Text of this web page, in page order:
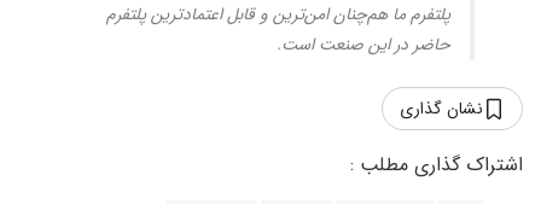
پلتفرم ما هم‌چنان امن‌ترین و قابل اعتمادترین پلتفرم
حاضر در این صنعت است.
نشان گذاری